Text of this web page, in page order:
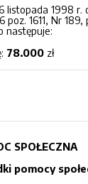
1998
1611, Nr
następuje:
78.000 zł
SPOŁECZNA
pomocy